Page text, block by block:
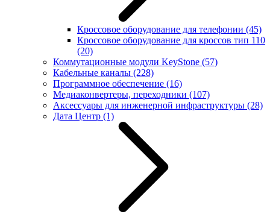
Кроссовое оборудование для телефонии (45)
Кроссовое оборудование для кроссов тип 110
(20)
Коммутационные модули KeyStone (57)
Кабельные каналы (228)
Программное обеспечение (16)
Медиаконвертеры, переходники (107)
Аксессуары для инженерной инфраструктуры (28)
Дата Центр (1)